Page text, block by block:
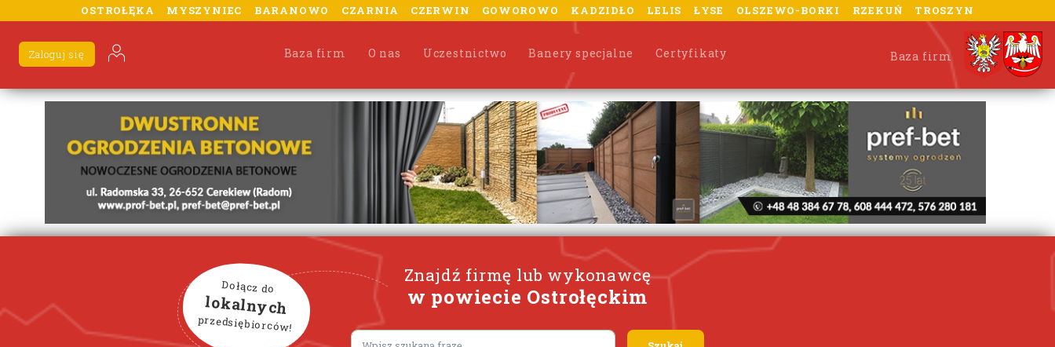
OSTROŁĘKA MYSZYNIEC BARANOWO CZARNIA CZERWIN GOWOROWO KADZIDŁO LELIS ŁYSE OLSZEWO-BORKI RZEKUŃ TROSZYN
Baza firm O nas Uczestnictwo Banery specjalne Certyfikaty
Zaloguj się Baza firm
Znajdź firmę lub wykonawcę
w powiecie Ostrołęckim
Dołącz do
lokalnych
przedsiębiorców!
Lorem ipsum